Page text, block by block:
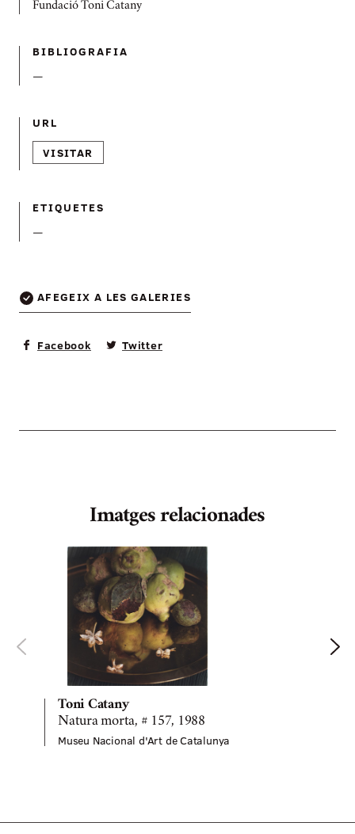
Fundació Toni Catany
BIBLIOGRAFIA
—
URL
VISITAR
ETIQUETES
—
AFEGEIX A LES GALERIES
Facebook Twitter
Imatges relacionades
Toni Catany
Natura morta, # 157, 1988
Museu Nacional d'Art de Catalunya